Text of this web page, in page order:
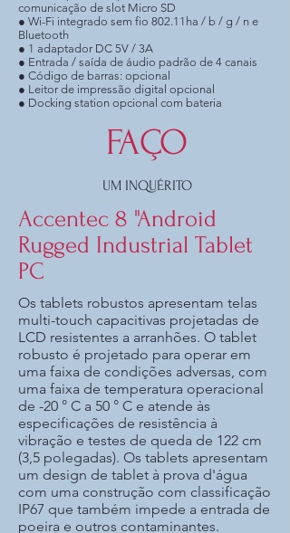
comunicação de slot Micro SD
● Wi-Fi integrado sem fio 802.11ha / b / g / n e
Bluetooth
● 1 adaptador DC 5V / 3A
● Entrada / saída de áudio padrão de 4 canais
● Código de barras: opcional
● Leitor de impressão digital opcional
● Docking station opcional com bateria
FAÇO
UM INQUÉRITO
Accentec 8 "Android
Rugged Industrial Tablet
PC
Os tablets robustos apresentam telas
multi-touch capacitivas projetadas de
LCD resistentes a arranhões. O tablet
robusto é projetado para operar em
uma faixa de condições adversas, com
uma faixa de temperatura operacional
de -20 ° C a 50 ° C e atende às
especificações de resistência à
vibração e testes de queda de 122 cm
(3,5 polegadas). Os tablets apresentam
um design de tablet à prova d'água
com uma construção com classificação
IP67 que também impede a entrada de
poeira e outros contaminantes.